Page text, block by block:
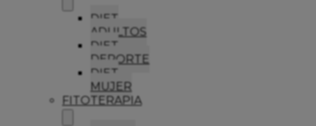
DIET
ADULTOS
DIET
DEPORTE
DIET
MUJER
FITOTERAPIA